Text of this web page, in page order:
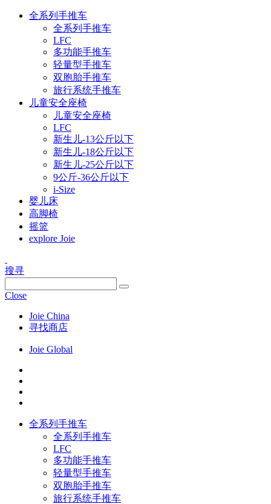
全系列手推车
全系列手推车
LFC
多功能手推车
轻量型手推车
双胞胎手推车
旅行系统手推车
儿童安全座椅
儿童安全座椅
LFC
新生儿-13公斤以下
新生儿-18公斤以下
新生儿-25公斤以下
9公斤-36公斤以下
i-Size
婴儿床
高脚椅
摇篮
explore Joie
搜寻
Close
Joie China
寻找商店
Joie Global
全系列手推车
全系列手推车
LFC
多功能手推车
轻量型手推车
双胞胎手推车
旅行系统手推车